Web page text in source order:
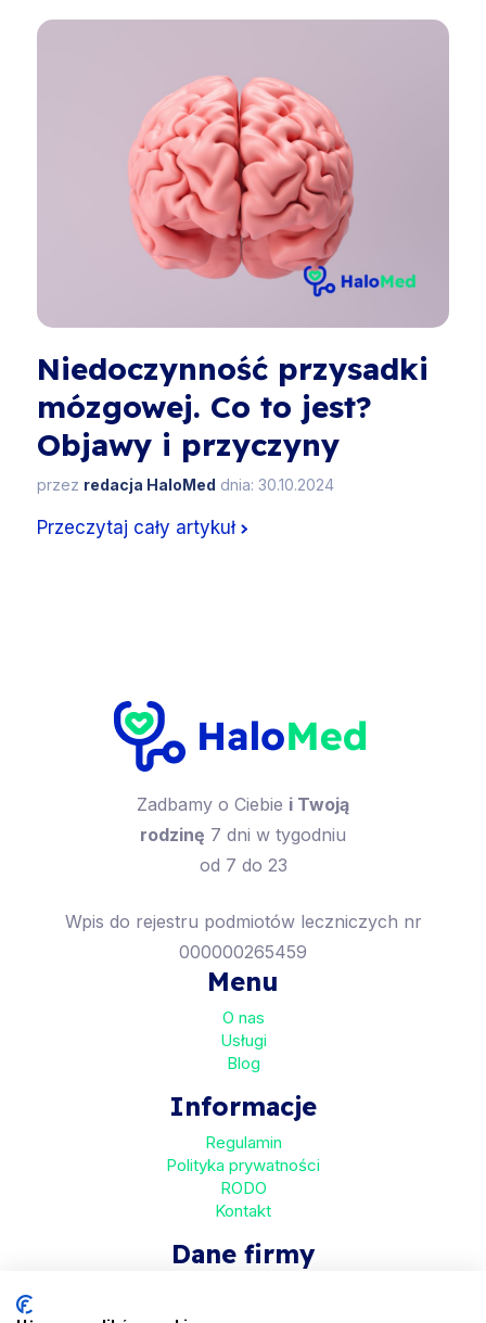
Niedoczynność przysadki
mózgowej. Co to jest?
Objawy i przyczyny
przez redacja HaloMed dnia: 30.10.2024
Przeczytaj cały artykuł
Zadbamy o Ciebie i Twoją
rodzinę 7 dni w tygodniu
od 7 do 23
Wpis do rejestru podmiotów leczniczych nr
000000265459
Menu
O nas
Usługi
Blog
Informacje
Regulamin
Polityka prywatności
RODO
Kontakt
Dane firmy